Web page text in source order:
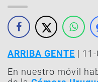
ARRIBA GENTE |
En nuestro móvil